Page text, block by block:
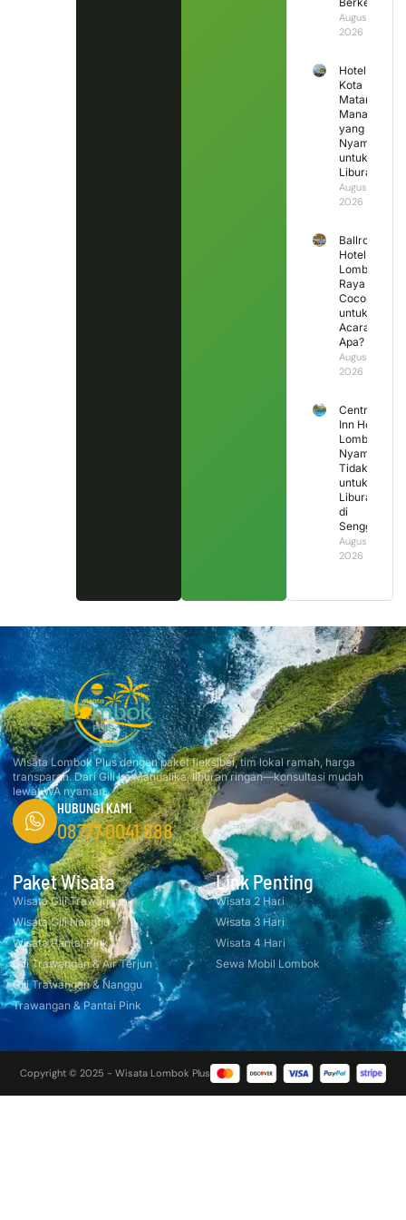
August 5,
2026
Hotel di
Kota
Mataram
Mana
yang
Nyaman
untuk
Liburan?
August 4,
2026
Ballroom
Hotel
Lombok
Raya
Cocok
untuk
Acara
Apa?
August 3,
2026
Central
Inn Hotel
Lombok,
Nyaman
Tidak
untuk
Liburan
di
Senggigi?
August 2,
2026
Wisata Lombok Plus dengan paket fleksibel, tim lokal ramah, harga
transparan. Dari Gili ke Mandalika, liburan ringan—konsultasi mudah
lewat WA nyaman.
HUBUNGI KAMI
08777 0041 888
Paket Wisata
Wisata Gili Trawangan
Wisata Gili Nanggu
Wisata Pantai Pink
Gili Trawangan & Air Terjun
Gili Trawangan & Nanggu
Trawangan & Pantai Pink
Link Penting
Wisata 2 Hari
Wisata 3 Hari
Wisata 4 Hari
Sewa Mobil Lombok
Copyright © 2025 - Wisata Lombok Plus